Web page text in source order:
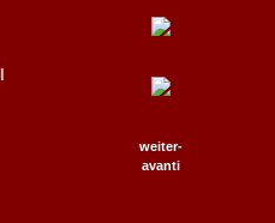
weiter-
avanti